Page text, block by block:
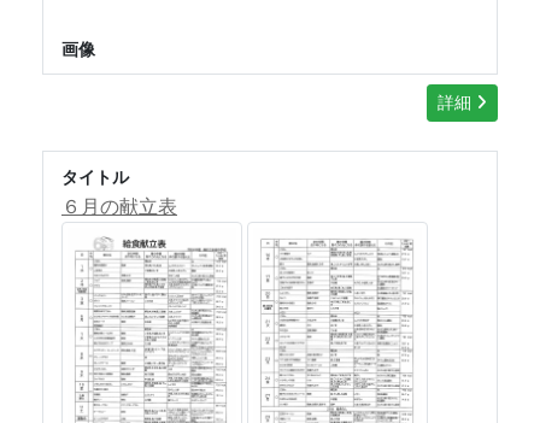
画像
詳細
タイトル
６月の献立表